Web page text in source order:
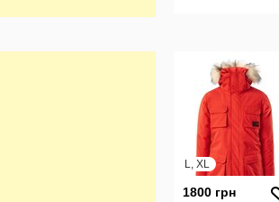
L, XL
1800 грн